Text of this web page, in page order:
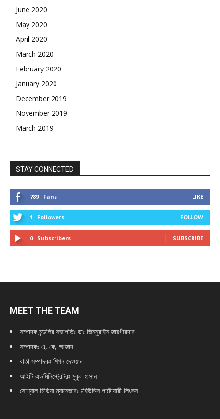
June 2020
May 2020
April 2020
March 2020
February 2020
January 2020
December 2019
November 2019
March 2019
STAY CONNECTED
789 Fans LIKE
1 Followers FOLLOW
0 Subscribers SUBSCRIBE
MEET THE TEAM
সম্পাদক মন্ডলির সভাপতিঃ ডাঃ জিন্নুরাইন জায়গীরদার
সম্পাদকঃ এ, কে, আজাদ
বার্তা সম্পাদকঃ শিপন দেওয়ান
আইটি এডমিনিস্ট্রেটরঃ মুকুল হাসান
সোশ্যাল মিডিয়া ম্যানেজারঃ মহিউদ্দিন পাটোয়ারী লিংকন